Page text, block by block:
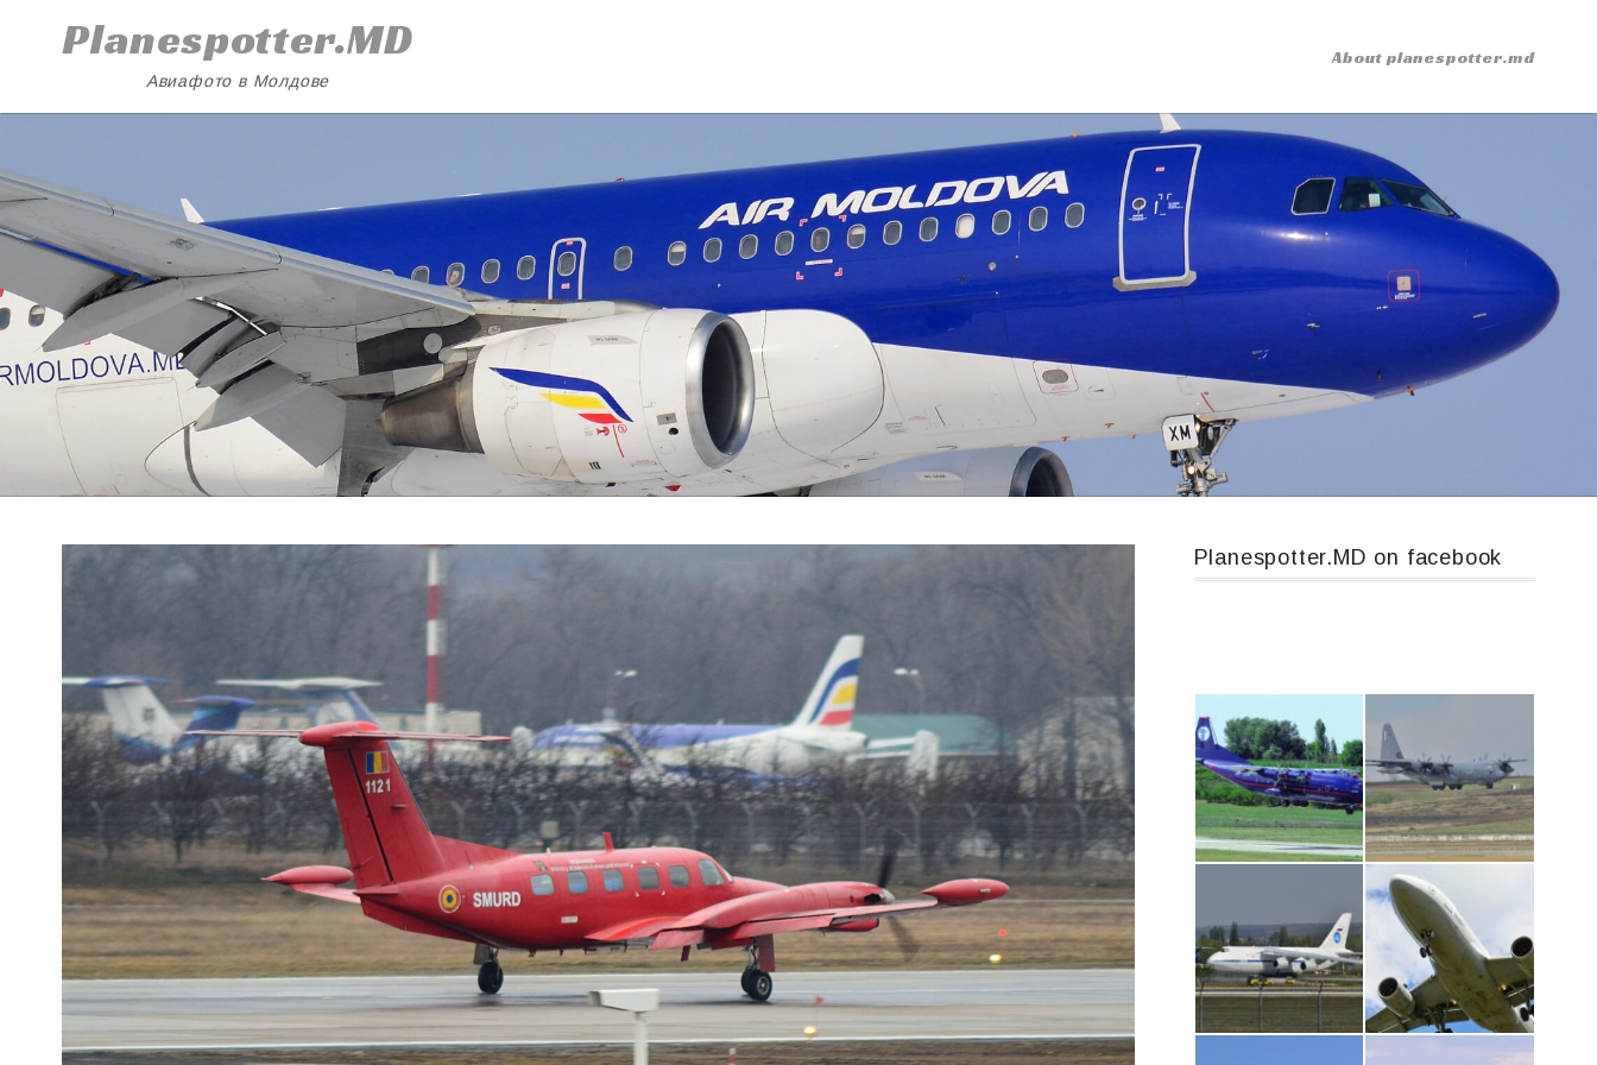
Planespotter.MD
Авиафото в Молдове
About planespotter.md
Planespotter.MD on facebook
An12, UR-CGV MC-130, 15731